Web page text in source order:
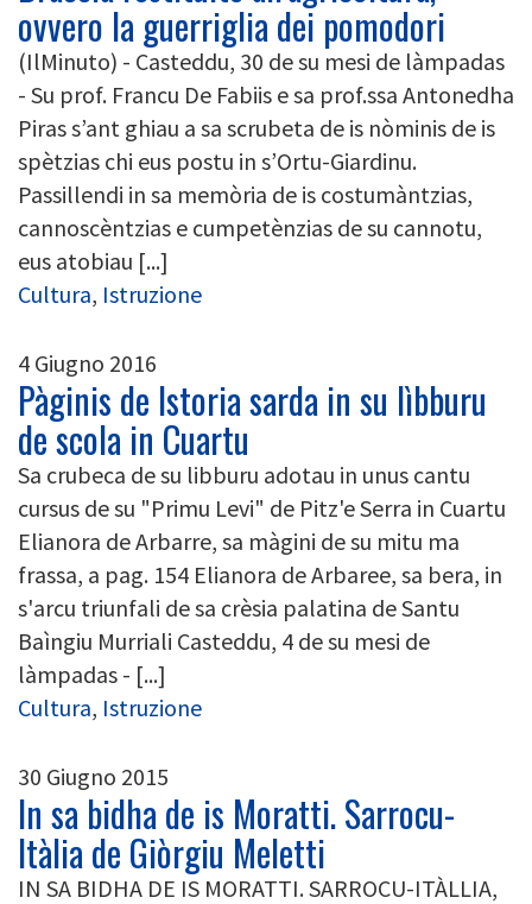
ovvero la guerriglia dei pomodori
(IlMinuto) - Casteddu, 30 de su mesi de làmpadas
- Su prof. Francu De Fabiis e sa prof.ssa Antonedha
Piras s’ant ghiau a sa scrubeta de is nòminis de is
spètzias chi eus postu in s’Ortu-Giardinu.
Passillendi in sa memòria de is costumàntzias,
cannoscèntzias e cumpetènzias de su cannotu,
eus atobiau [...]
Cultura, Istruzione
4 Giugno 2016
Pàginis de Istoria sarda in su lìbburu
de scola in Cuartu
Sa crubeca de su libburu adotau in unus cantu
cursus de su "Primu Levi" de Pitz'e Serra in Cuartu
Elianora de Arbarre, sa màgini de su mitu ma
frassa, a pag. 154 Elianora de Arbaree, sa bera, in
s'arcu triunfali de sa crèsia palatina de Santu
Baìngiu Murriali Casteddu, 4 de su mesi de
làmpadas - [...]
Cultura, Istruzione
30 Giugno 2015
In sa bidha de is Moratti. Sarrocu-
Itàlia de Giòrgiu Meletti
IN SA BIDHA DE IS MORATTI. SARROCU-ITÀLLIA,